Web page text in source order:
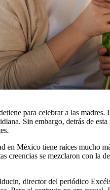
para celebrar a las madres.
Sin embargo, detrás de
en México tiene raíces mucho
creencias se mezclaron con
director del periódico